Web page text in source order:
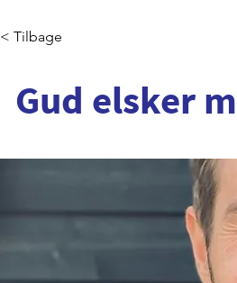
< Tilbage
Gud elsker